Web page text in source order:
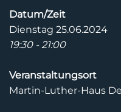
Datum/Zeit
Dienstag 25.06.2024
19:30 - 21:00
Veranstaltungsort
Martin-Luther-Haus